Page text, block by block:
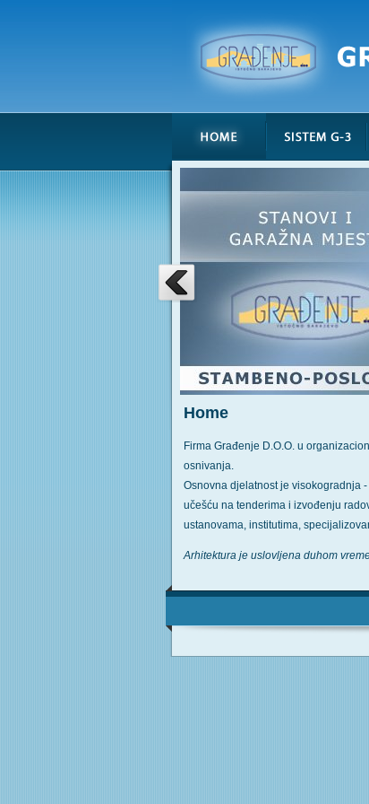
Home
Firma Građenje D.O.O. u
osnivanja.
Оsnovna djelatnost je visokogradnja
učešću na tenderima i izvođenju
ustanovama, institutima,
Arhitektura je uslovljena duhom